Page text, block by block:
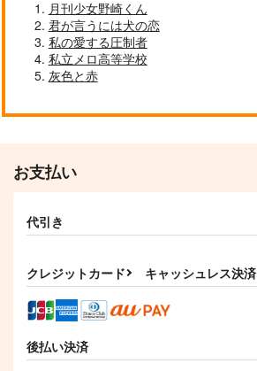
knock knock
440円（税込）
ミスラ×真木晶♂
作品詳細
1,887円（税込）
作品詳細
Once in a Blue Moon
ミスラ×ルチル
カート カート
月刊少女野崎くん
君が言うには犬の恋
私の愛する圧制者
私立メロ高等学校
灰色と赤
お支払い
代引き
クレジットカード キャッシュレス決済
後払い決済